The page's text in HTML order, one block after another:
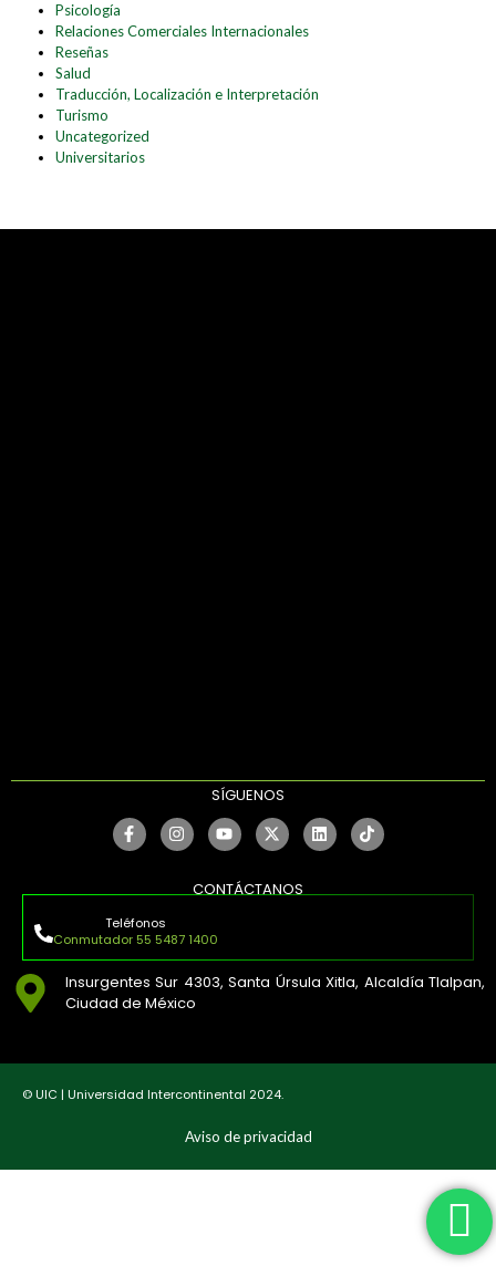
Psicología
Relaciones Comerciales Internacionales
Reseñas
Salud
Traducción, Localización e Interpretación
Turismo
Uncategorized
Universitarios
SÍGUENOS
CONTÁCTANOS
Teléfonos
Conmutador 55 5487 1400
Insurgentes Sur 4303, Santa Úrsula Xitla, Alcaldía Tlalpan,
Ciudad de México
© UIC | Universidad Intercontinental 2024.
Aviso de privacidad